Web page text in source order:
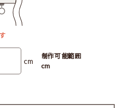
cm
制作可能範囲
cm